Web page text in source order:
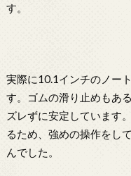
す。
実際に10.1インチのノー
す。ゴムの滑り止めもあ
ズレずに安定しています
るため、強めの操作をし
んでした。